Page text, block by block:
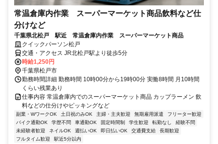
常温倉庫内作業 スーパーマーケット商品飲料など仕
分けなど
千葉県北松戸 駅近 常温倉庫内作業 スーパーマーケット商品
クイックパーソン松戸
交通・アクセス JR北松戸駅より徒歩5分
時給1,250円
千葉県松戸市
勤務時間詳細 勤務時間 10時00分から19時00分 実働8時間 月10時間
くらい残業あり
仕事内容 常温倉庫内でのスーパーマーケット商品 カップラーメン 飲
料などの仕分けやピッキングなど
副業・WワークOK 土日祝のみOK 主婦・主夫歓迎 無期雇用派遣
フリーター歓迎
バイク通勤OK
学歴不問 車通勤OK 固定時間制 学生歓迎 転勤なし
経験不問
未経験者歓迎
ネイルOK 週払いOK 即日払いOK 交通費支給
長期歓迎
フルタイム歓迎
駅近5分以内